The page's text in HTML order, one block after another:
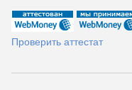
Проверить аттестат